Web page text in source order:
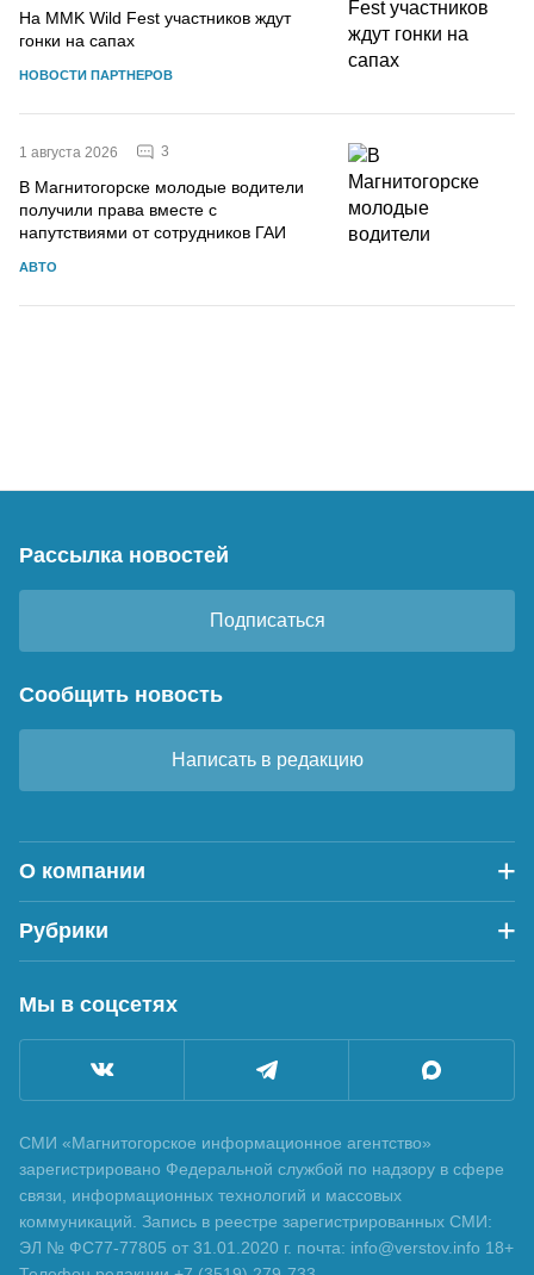
На MMK Wild Fest участников ждут
гонки на сапах
НОВОСТИ ПАРТНЕРОВ
1 августа 2026 3
В Магнитогорске молодые водители
получили права вместе с
напутствиями от сотрудников ГАИ
АВТО
Рассылка новостей
Подписаться
Сообщить новость
Написать в редакцию
О компании
Рубрики
Мы в соцсетях
СМИ «Магнитогорское информационное агентство»
зарегистрировано Федеральной службой по надзору в сфере
связи, информационных технологий и массовых
коммуникаций. Запись в реестре зарегистрированных СМИ:
ЭЛ № ФС77-77805 от 31.01.2020 г. почта: info@verstov.info 18+